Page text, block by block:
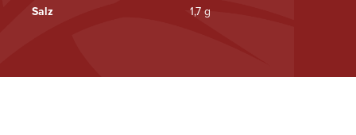
Salz 1,7 g